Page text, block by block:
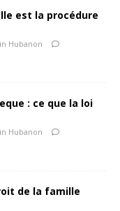
est la procédure
Hubanon
: ce que la loi
Hubanon
de la famille